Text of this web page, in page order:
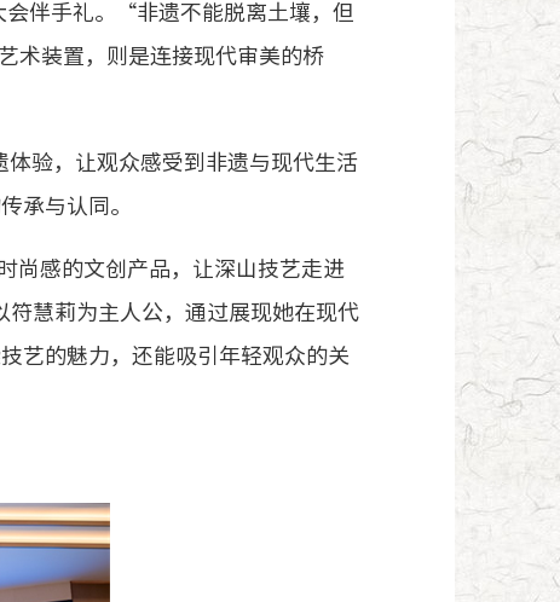
伴手礼。“非遗不能脱离土壤，但
术装置，则是连接现代审美的桥
验，让观众感受到非遗与现代生活
承与认同。
尚感的文创产品，让深山技艺走进
慧莉为主人公，通过展现她在现代
艺的魅力，还能吸引年轻观众的关